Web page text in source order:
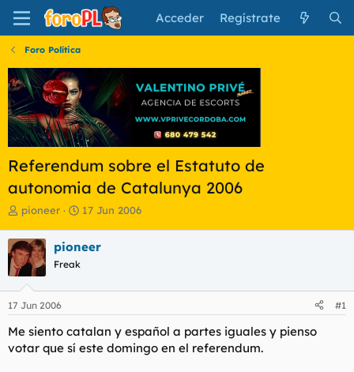
Acceder Regístrate
Foro Política
Referendum sobre el Estatuto de
autonomia de Catalunya 2006
I
i
c
i
a
d
o
d
e
pioneer
F
h
e
i
c
17 Jun 2006
pioneer
Freak
17 Jun 2006 #1
Me siento catalan y español a partes iguales y pienso
votar que sí este domingo en el referendum.